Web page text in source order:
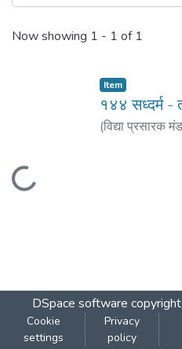
Recent Submissions
Now showing 1 - 1 of 1
Loading...
Item
१४४ सध्दर्म
(विद्या प्रसारक
DSpace software
Cookie
settings
Privacy
policy